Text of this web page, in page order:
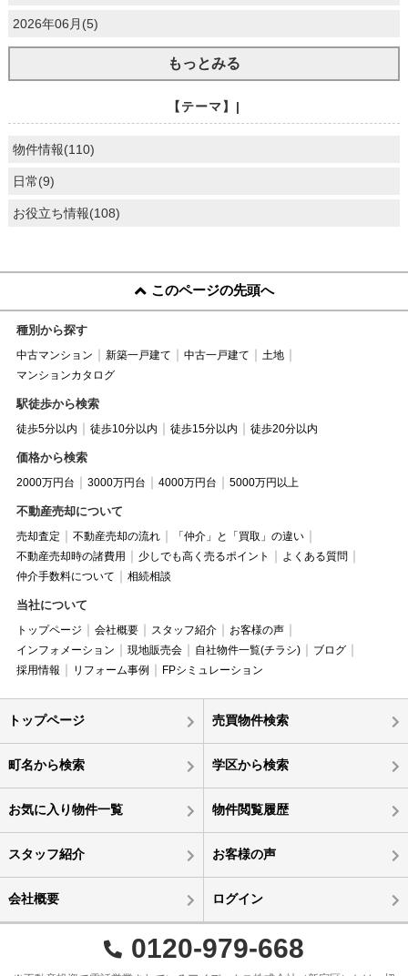
2026年06月(5)
もっとみる
【テーマ】|
物件情報(110)
日常(9)
お役立ち情報(108)
このページの先頭へ
種別から探す
中古マンション 新築一戸建て 中古一戸建て
土地
マンションカタログ
駅徒歩から検索
徒歩5分以内 徒歩10分以内 徒歩15分以内 徒歩20分以内
価格から検索
2000万円台 3000万円台 4000万円台 5000万円以上
不動産売却について
売却査定 不動産売却の流れ
「仲介」と「買取」の違い
不動産売却時の諸費用
少しでも高く売るポイント
よくある質問
仲介手数料について
相続相談
当社について
トップページ 会社概要 スタッフ紹介
お客様の声
インフォメーション
現地販売会 自社物件一覧(チラシ)
ブログ
採用情報
リフォーム事例 FPシミュレーション
トップページ 売買物件検索
町名から検索 学区から検索
お気に入り物件一覧 物件閲覧履歴
スタッフ紹介 お客様の声
会社概要 ログイン
0120-979-668